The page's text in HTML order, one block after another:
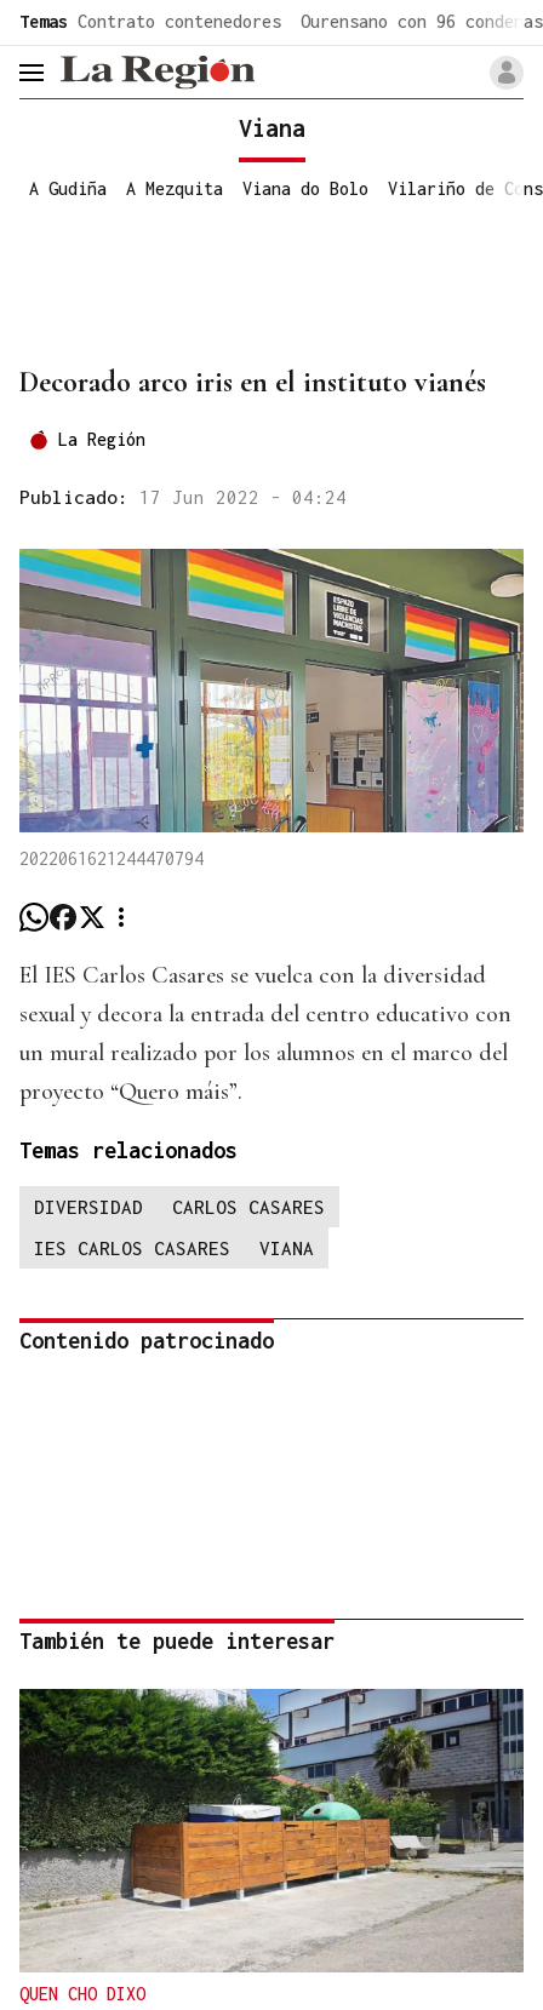
Temas Contrato contenedores Ourensano con 96 condenas
header.menu.open
Viana
A Gudiña A Mezquita Viana do Bolo Vilariño de
Decorado arco iris en el instituto vianés
La Región
Publicado: 17 Jun 2022 - 04:24
2022061621244470794
El IES Carlos Casares se vuelca con la diversidad
sexual y decora la entrada del centro educativo con
un mural realizado por los alumnos en el marco del
proyecto “Quero máis”.
Temas relacionados
DIVERSIDAD
CARLOS CASARES
IES CARLOS CASARES
VIANA
Contenido patrocinado
También te puede interesar
QUEN CHO DIXO